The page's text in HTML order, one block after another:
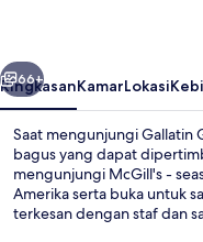
Berikutnya
66+
RingkasanKamarLokasi
Saat mengunjungi Gallatin
bagus yang dapat
mengunjungi McGill's -
Amerika serta buka untuk
terkesan dengan staf dan